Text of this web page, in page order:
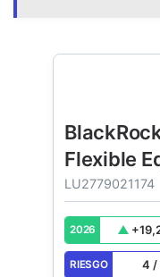
Flexible
LU2779021174
2026 +
RIESGO 4 /